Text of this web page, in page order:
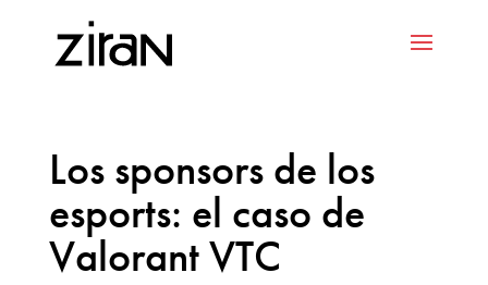
Los sponsors de los
esports: el caso de
Valorant VTC